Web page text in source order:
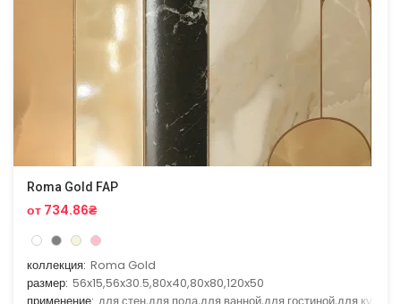
Roma Gold FAP
от 734.86₴
коллекция: Roma Gold
размер: 56x15,56x30.5,80x40,80x80,120x50